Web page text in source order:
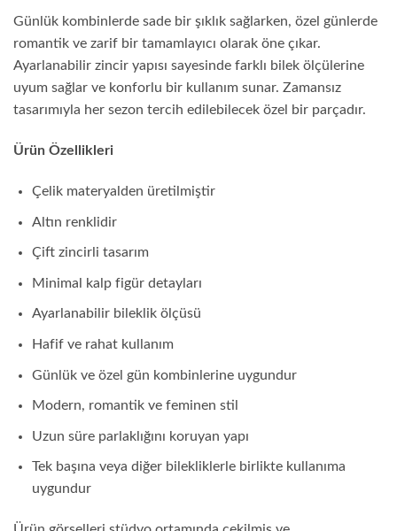
Günlük kombinlerde sade bir şıklık sağlarken, özel günlerde
romantik ve zarif bir tamamlayıcı olarak öne çıkar.
Ayarlanabilir zincir yapısı sayesinde farklı bilek ölçülerine
uyum sağlar ve konforlu bir kullanım sunar. Zamansız
tasarımıyla her sezon tercih edilebilecek özel bir parçadır.
Ürün Özellikleri
Çelik materyalden üretilmiştir
Altın renklidir
Çift zincirli tasarım
Minimal kalp figür detayları
Ayarlanabilir bileklik ölçüsü
Hafif ve rahat kullanım
Günlük ve özel gün kombinlerine uygundur
Modern, romantik ve feminen stil
Uzun süre parlaklığını koruyan yapı
Tek başına veya diğer bilekliklerle birlikte kullanıma
uygundur